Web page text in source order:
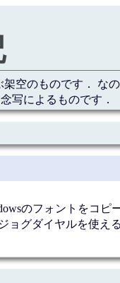
空のものです． な
写によるものです．
のフォントをコピ
ョグダイヤルを使える